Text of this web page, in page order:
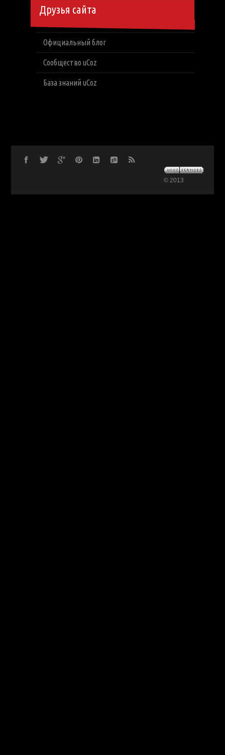
Друзья сайта
Официальный блог
Сообщество uCoz
База знаний uCoz
© 2013